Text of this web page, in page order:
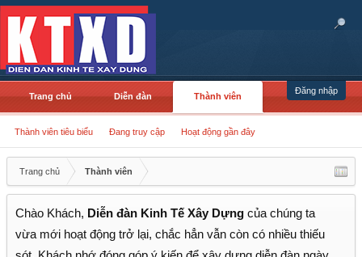
Đăng nhập
Trang chủ Diễn đàn Thành viên
Thành viên tiêu biểu Đang truy cập Hoạt động gần đây
Trang chủ Thành viên
Chào Khách, Diễn đàn Kinh Tế Xây Dựng của chúng ta
vừa mới hoạt động trở lại, chắc hẳn vẫn còn có nhiều thiếu